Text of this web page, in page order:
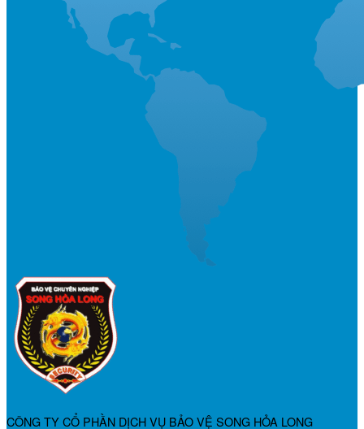
CÔNG TY CỔ PHẦN DỊCH VỤ BẢO VỆ SONG HỎA LONG